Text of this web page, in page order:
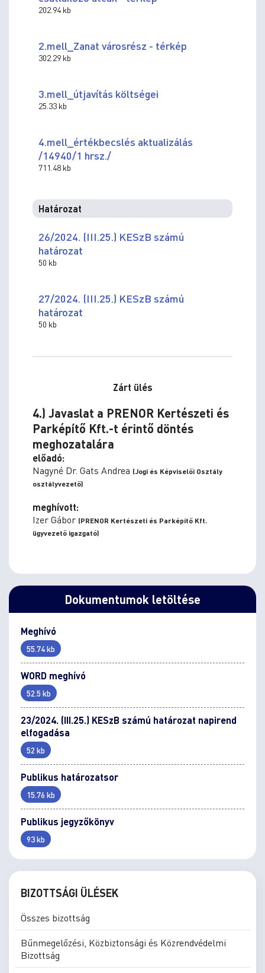
202.94 kb
2.mell_Zanat városrész - térkép
302.29 kb
3.mell_útjavítás költségei
25.33 kb
4.mell_értékbecslés aktualizálás
/14940/1 hrsz./
711.48 kb
Határozat
26/2024. (III.25.) KESzB számú
határozat
50 kb
27/2024. (III.25.) KESzB számú
határozat
50 kb
Zárt ülés
4.) Javaslat a PRENOR Kertészeti és
Parképítő Kft.-t érintő döntés
meghozatalára
előadó:
Nagyné Dr. Gats Andrea (Jogi és Képviselői Osztály
osztályvezető)
meghívott:
Izer Gábor (PRENOR Kertészeti és Parképítő Kft.
ügyvezető igazgató)
Dokumentumok letöltése
Meghívó
55.74 kb
WORD meghívó
52.5 kb
23/2024. (III.25.) KESzB számú határozat napirend
elfogadása
52 kb
Publikus határozatsor
15.76 kb
Publikus jegyzőkönyv
93 kb
BIZOTTSÁGI ÜLÉSEK
Összes bizottság
Bűnmegelőzési, Közbiztonsági és Közrendvédelmi
Bizottság